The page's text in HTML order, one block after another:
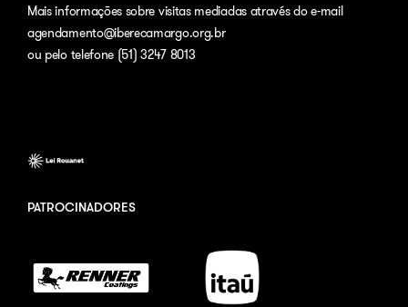
Mais informações sobre visitas mediadas através do e-mail
agendamento@iberecamargo.org.br
ou pelo telefone (51) 3247 8013
PATROCINADORES